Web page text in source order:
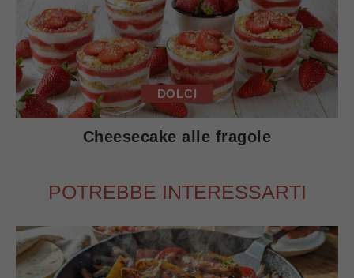
DOLCI
Cheesecake alle fragole
POTREBBE INTERESSARTI